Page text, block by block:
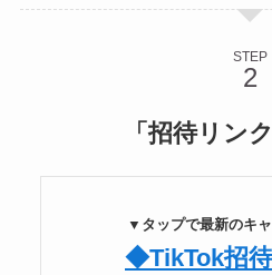
STEP
「招待リン
▼タップで最新のキ
◆TikTok招